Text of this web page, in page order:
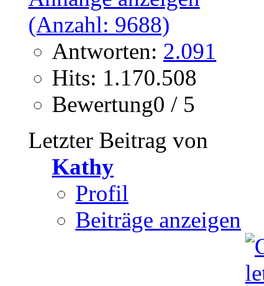
Antworten: 2.091
Hits: 1.170.508
Bewertung0 / 5
Letzter Beitrag von
Kathy
Profil
Beiträge anzeigen